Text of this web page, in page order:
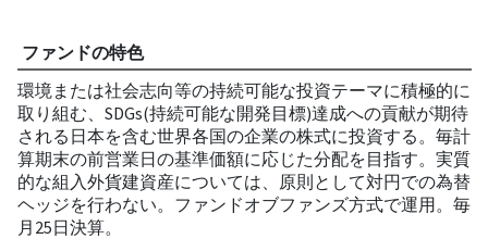
ファンドの特色
環境または社会志向等の持続可能な投資テーマに積極的に
取り組む、SDGs(持続可能な開発目標)達成への貢献が期待
される日本を含む世界各国の企業の株式に投資する。毎計
算期末の前営業日の基準価額に応じた分配を目指す。実質
的な組入外貨建資産については、原則として対円での為替
ヘッジを行わない。ファンドオブファンズ方式で運用。毎
月25日決算。